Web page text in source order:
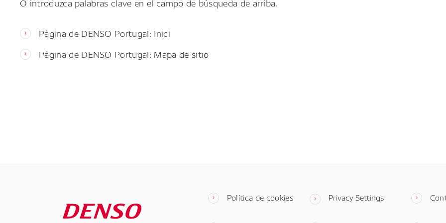
Página de DENSO Portugal: Inici
Página de DENSO Portugal: Mapa de sitio
Política de cookies Privacy Settings